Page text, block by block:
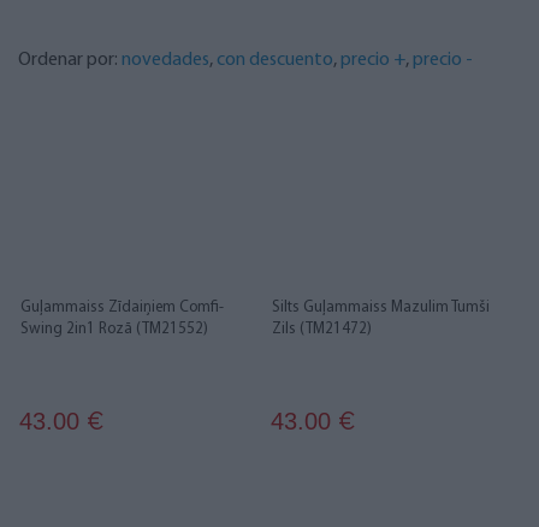
Ordenar por: novedades, con descuento, precio +, precio -
Guļammaiss Zīdaiņiem Comfi-
Swing 2in1 Rozā (TM21552)
43.00 €
Silts Guļammaiss Mazulim Tumši
Zils (TM21472)
43.00 €